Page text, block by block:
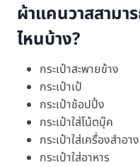
ผ้าแคนวาสสามา
ไหนบ้าง?
กระเป๋าสะพายข้าง
กระเป๋าเป้
กระเป๋าช้อปปิ้ง
กระเป๋าใส่โน้ตบุ๊ค
กระเป๋าใส่เครื่องสำอาง
กระเป๋าใส่อาหาร